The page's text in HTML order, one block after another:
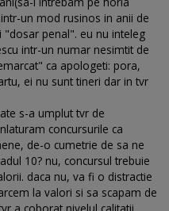
un mod rusinos in anii de
"dosar penal". eu nu inteleg
intr-un numar nesimtit de
ca apologeti: pora,
ei nu sunt tineri dar in tvr
s-a umplut tvr de
concursurile ca
de-o cumetrie de sa ne
10? nu, concursul trebuie
daca nu, va fi o distractie
la valori si sa scapam de